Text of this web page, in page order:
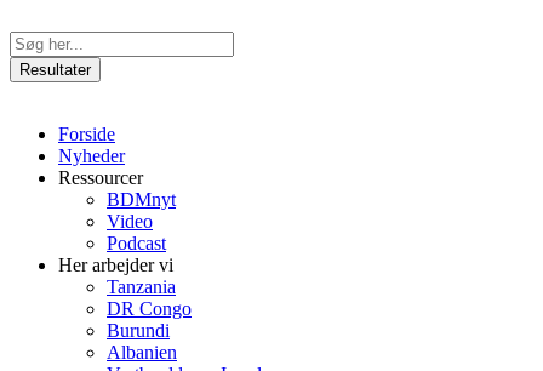
til
indhold
Search
...Resultater
Forside
Nyheder
Ressourcer
BDMnyt
Video
Podcast
Her arbejder vi
Tanzania
DR Congo
Burundi
Albanien